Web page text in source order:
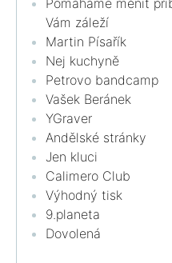
Vám záleží
Martin Písařík
Nej kuchyně
Petrovo bandcamp
Vašek Beránek
YGraver
Andělské stránky
Jen kluci
Calimero Club
Výhodný tisk
9.planeta
Dovolená